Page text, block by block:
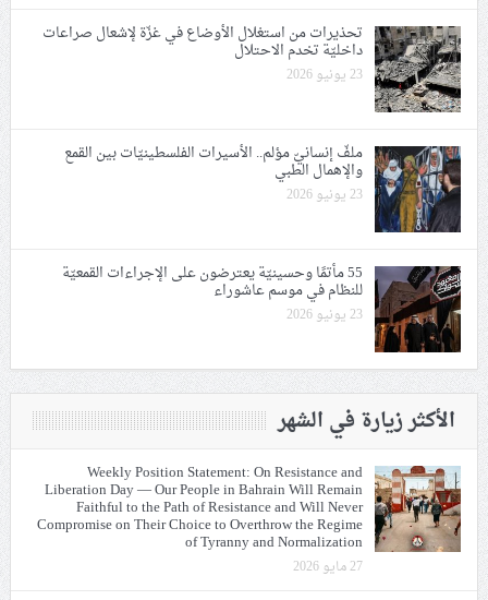
تحذيرات من استغلال الأوضاع في غزّة لإشعال صراعات
داخليّة تخدم الاحتلال
23 يونيو 2026
ملفّ إنسانيّ مؤلم.. الأسيرات الفلسطينيّات بين القمع
والإهمال الطبي
23 يونيو 2026
55 مأتمًا وحسينيّة يعترضون على الإجراءات القمعيّة
للنظام في موسم عاشوراء
23 يونيو 2026
الأكثر زيارة في الشهر
Weekly Position Statement: On Resistance and
Liberation Day — Our People in Bahrain Will Remain
Faithful to the Path of Resistance and Will Never
Compromise on Their Choice to Overthrow the Regime
of Tyranny and Normalization
27 مايو 2026